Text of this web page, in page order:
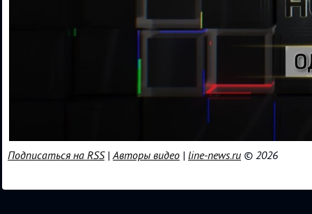
Подписаться на RSS|Авторы видео | line-news.ru © 2026